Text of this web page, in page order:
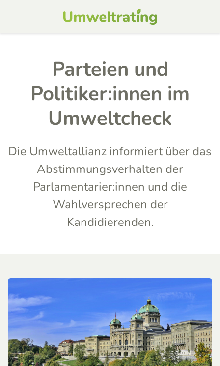
Parteien und
Politiker:innen im
Umweltcheck
Die Umweltallianz informiert über das
Abstimmungsverhalten der
Parlamentarier:innen und die
Wahlversprechen der
Kandidierenden.